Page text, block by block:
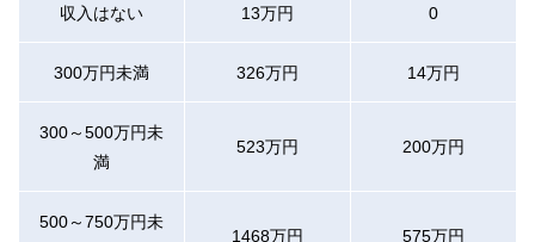
収入はない 13万円 0
300万円未満 326万円 14万円
300～500万円未
満
523万円 200万円
500～750万円未
1468万円
575万円